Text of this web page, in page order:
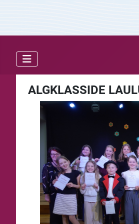
ALGKLASSIDE